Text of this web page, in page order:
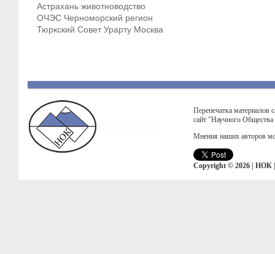
Астрахань животноводство
ОЧЭС Черноморский регион
Тюркский Совет Урарту Москва
Перепечатка материалов
сайт "Научного
Мнения наших авторов
Copyright © 2026 | НОК